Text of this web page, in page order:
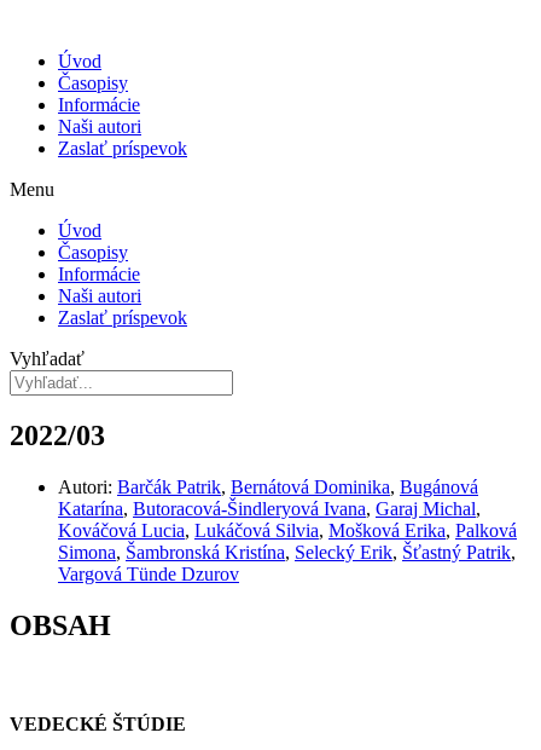
Úvod
Časopisy
Informácie
Naši autori
Zaslať príspevok
Menu
Úvod
Časopisy
Informácie
Naši autori
Zaslať príspevok
Vyhľadať
2022/03
Autori: Barčák Patrik, Bernátová Dominika, Bugánová
Katarína, Butoracová-Šindleryová Ivana, Garaj Michal,
Kováčová Lucia, Lukáčová Silvia, Mošková Erika, Palková
Simona, Šambronská Kristína, Selecký Erik, Šťastný Patrik,
Vargová Tünde Dzurov
OBSAH
VEDECKÉ ŠTÚDIE